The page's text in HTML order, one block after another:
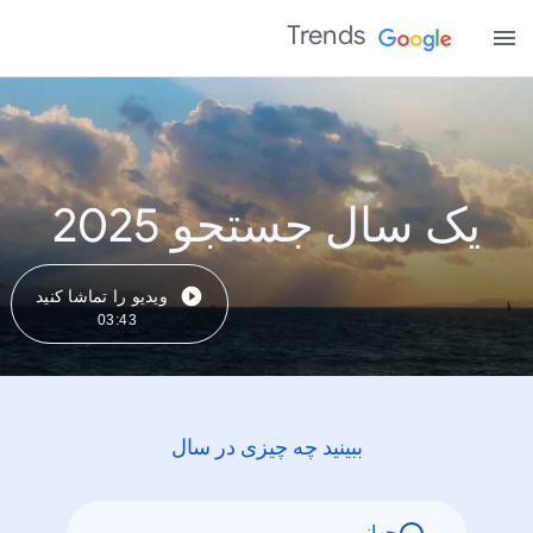
Trends
یک سال جستجو 2025
ویدیو را تماشا کنید
03:43
ببینید چه چیزی در سال